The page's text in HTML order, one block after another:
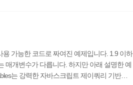
가능한 코드로 짜여진 예제입니다. 1.9 이하
매개변수가 다릅니다. 하지만 아래 설명한 예
는 강력한 자바스크립트 제이쿼리 기반의